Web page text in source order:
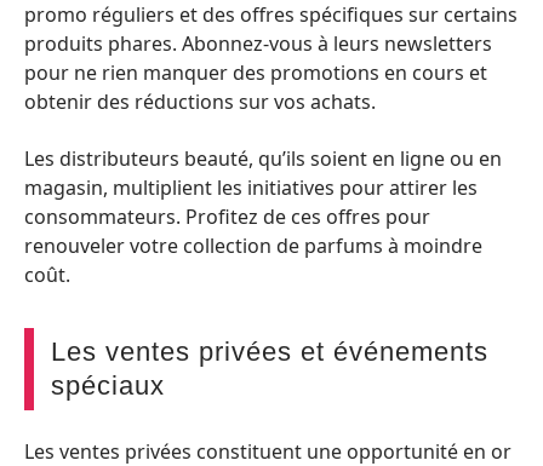
promo réguliers et des offres spécifiques sur certains
produits phares. Abonnez-vous à leurs newsletters
pour ne rien manquer des promotions en cours et
obtenir des réductions sur vos achats.
Les distributeurs beauté, qu’ils soient en ligne ou en
magasin, multiplient les initiatives pour attirer les
consommateurs. Profitez de ces offres pour
renouveler votre collection de parfums à moindre
coût.
Les ventes privées et événements
spéciaux
Les ventes privées constituent une opportunité en or